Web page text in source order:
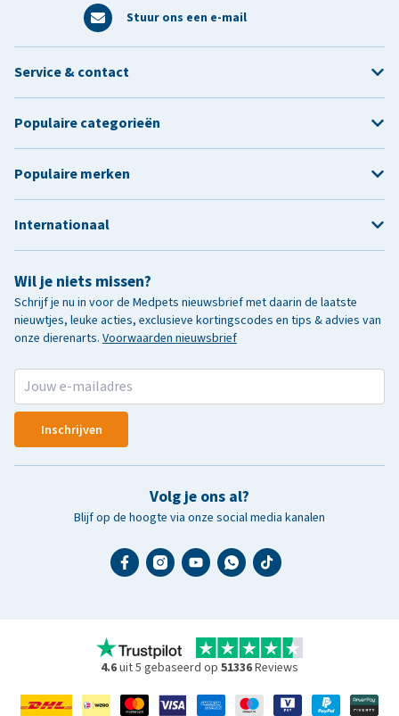
Stuur ons een e-mail
Wil je niets missen?
Schrijf je nu in voor de Medpets nieuwsbrief met daarin de laatste
nieuwtjes, leuke acties, exclusieve kortingscodes en tips & advies van
onze dierenarts. Voorwaarden nieuwsbrief
Inschrijven
Volg je ons al?
Blijf op de hoogte via onze social media kanalen
Service & contact
Populaire categorieën
Populaire merken
Internationaal
4.6uit 5 gebaseerd op 51336Reviews